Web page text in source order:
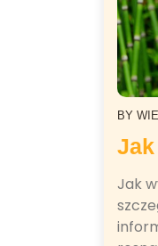
BY
Jak